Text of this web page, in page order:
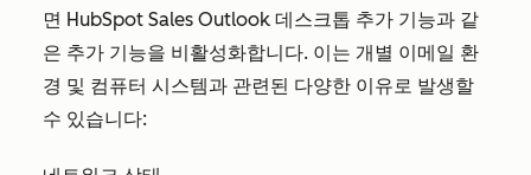
면 HubSpot Sales Outlook 데스크톱 추가 기능과 같
은 추가 기능을 비활성화합니다. 이는 개별 이메일 환
경 및 컴퓨터 시스템과 관련된 다양한 이유로 발생할
수 있습니다: